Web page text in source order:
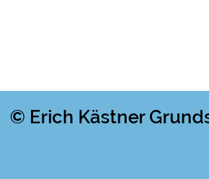
© Erich Kästner